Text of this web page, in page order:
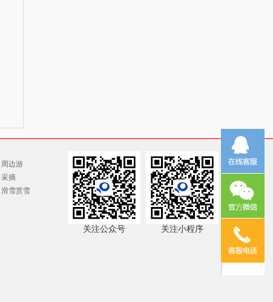
周边游
采摘
滑雪赏雪
关注公众号 关注小程序